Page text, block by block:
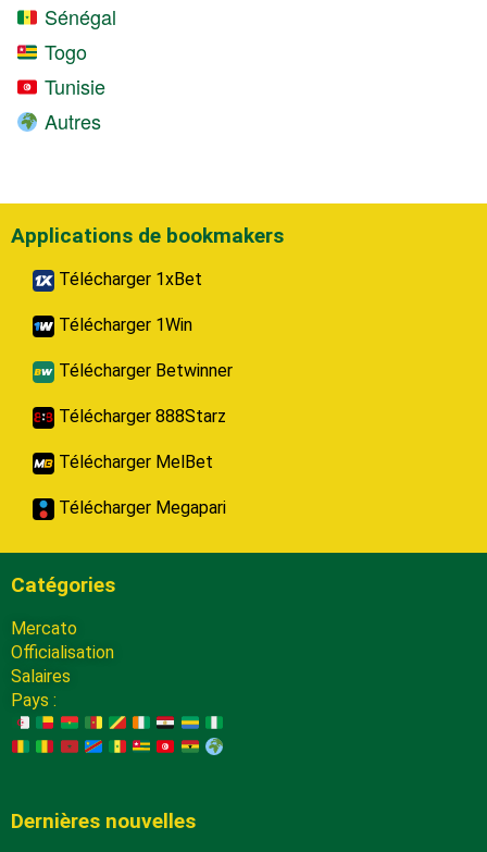
Sénégal
Togo
Tunisie
Autres
Applications de bookmakers
Télécharger 1xBet
Télécharger 1Win
Télécharger Betwinner
Télécharger 888Starz
Télécharger MelBet
Télécharger Megapari
Catégories
Mercato
Officialisation
Salaires
Pays :
Dernières nouvelles